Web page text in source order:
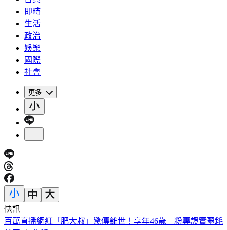
即時
生活
政治
娛樂
國際
社會
更多
快訊
毒駕男見「快篩陽性」秒逃！警鳴槍追緝 躲公寓梯間落網